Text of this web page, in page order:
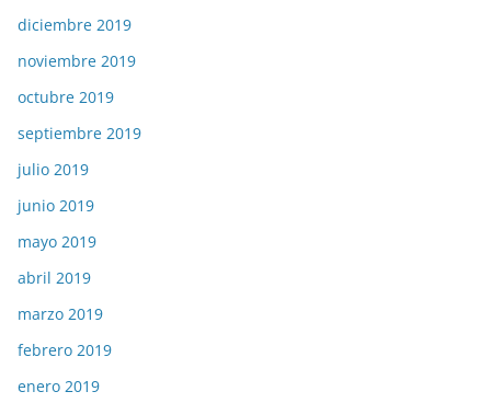
diciembre 2019
noviembre 2019
octubre 2019
septiembre 2019
julio 2019
junio 2019
mayo 2019
abril 2019
marzo 2019
febrero 2019
enero 2019